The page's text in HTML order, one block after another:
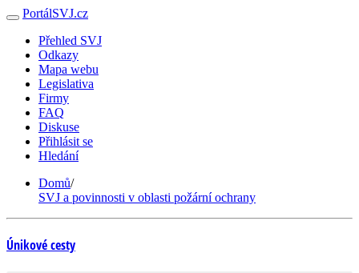
PortálSVJ.cz
Přehled SVJ
Odkazy
Mapa webu
Legislativa
Firmy
FAQ
Diskuse
Přihlásit se
Hledání
Domů/
SVJ a povinnosti v oblasti požární ochrany
Únikové cesty